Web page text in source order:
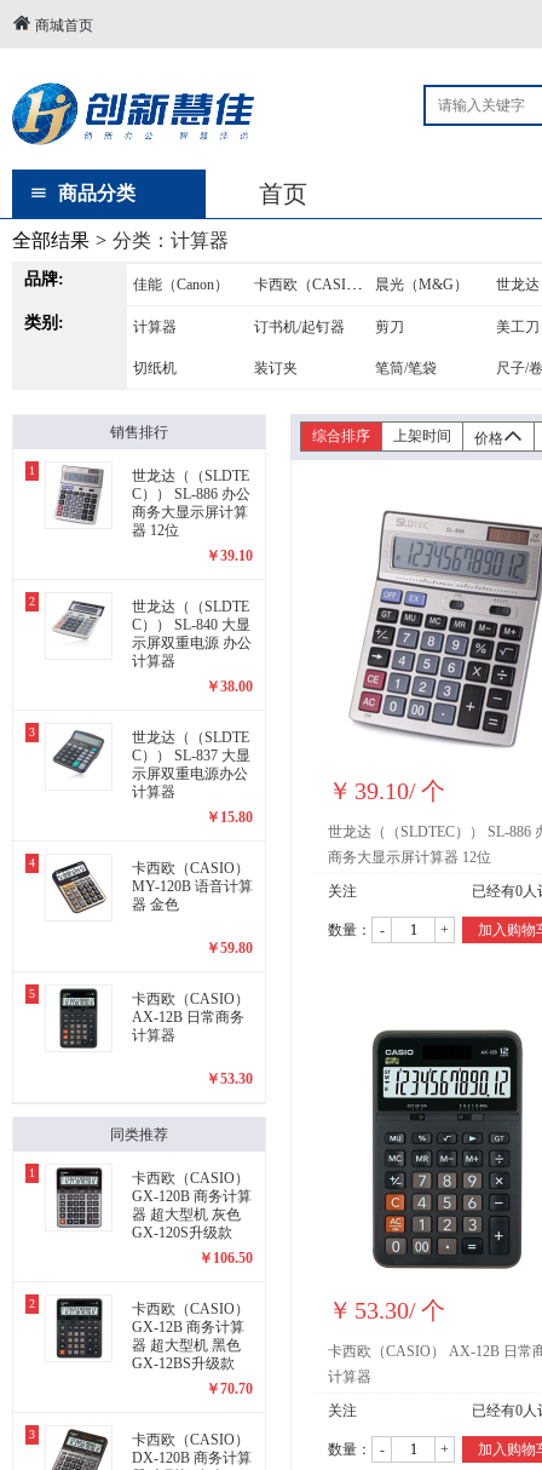
商城首页
商品分类 首页
全部结果 > 分类： 计算器
品牌: 佳能（Canon） 卡西欧（CASIO） 晨光（M&G）
类别: 计算器 订书机/起钉器 剪刀 美工刀
切纸机 装订夹 笔筒/笔袋 尺子/
销售排行
1
世龙达（（SLDTE
C）） SL-886 办公
商务大显示屏计算
器 12位
￥39.10
2
世龙达（（SLDTE
C）） SL-840 大显
示屏双重电源 办公
计算器
￥38.00
3
世龙达（（SLDTE
C）） SL-837 大显
示屏双重电源办公
计算器
￥ 15.80
4
卡西欧（CASIO）
MY-120B 语音计算
器 金色
￥59.80
5
卡西欧（CASIO）
AX-12B 日常商务
计算器
￥53.30
同类推荐
1
卡西欧（CASIO）
GX-120B 商务计算
器 超大型机 灰色
GX-120S升级款
￥ 106.50
2
卡西欧（CASIO）
GX-12B 商务计算
器 超大型机 黑色
GX-12BS升级款
￥70.70
3
卡西欧（CASIO）
DX-120B 商务计算
综合排序 上架时间 价格
￥ 39.10/个
世龙达（（SLDTEC）） SL-886
商务大显示屏计算器 12位
关注
已经有0人
数量： - + 加入购物
￥ 53.30/个
卡西欧（CASIO） AX-12B 日常
计算器
关注
已经有0人
数量： - + 加入购物